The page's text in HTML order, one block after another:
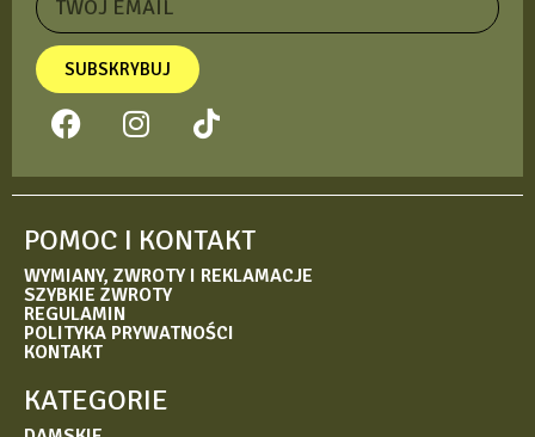
SUBSKRYBUJ
POMOC I KONTAKT
WYMIANY, ZWROTY I REKLAMACJE
SZYBKIE ZWROTY
REGULAMIN
POLITYKA PRYWATNOŚCI
KONTAKT
KATEGORIE